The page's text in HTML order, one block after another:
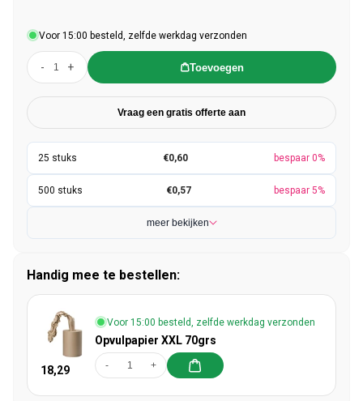
Voor 15:00 besteld, zelfde werkdag verzonden
- + Toevoegen
Vraag een gratis offerte aan
€0,60 bespaar 0%
€0,57 bespaar 5%
meer bekijken
Handig mee te bestellen:
18,29
Voor 15:00 besteld, zelfde werkdag verzonden
Opvulpapier XXL 70grs
- +